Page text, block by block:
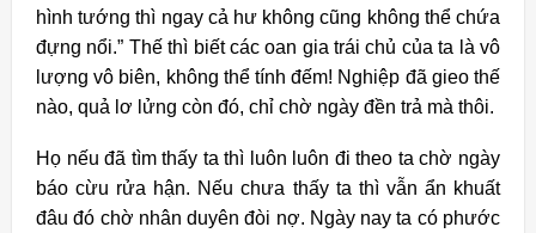
hình tướng thì ngay cả hư không cũng không thể chứa
đựng nổi.” Thế thì biết các oan gia trái chủ của ta là vô
lượng vô biên, không thể tính đếm! Nghiệp đã gieo thế
nào, quả lơ lửng còn đó, chỉ chờ ngày đền trả mà thôi.
Họ nếu đã tìm thấy ta thì luôn luôn đi theo ta chờ ngày
báo cừu rửa hận. Nếu chưa thấy ta thì vẫn ẩn khuất
đâu đó chờ nhân duyên đòi nợ. Ngày nay ta có phước